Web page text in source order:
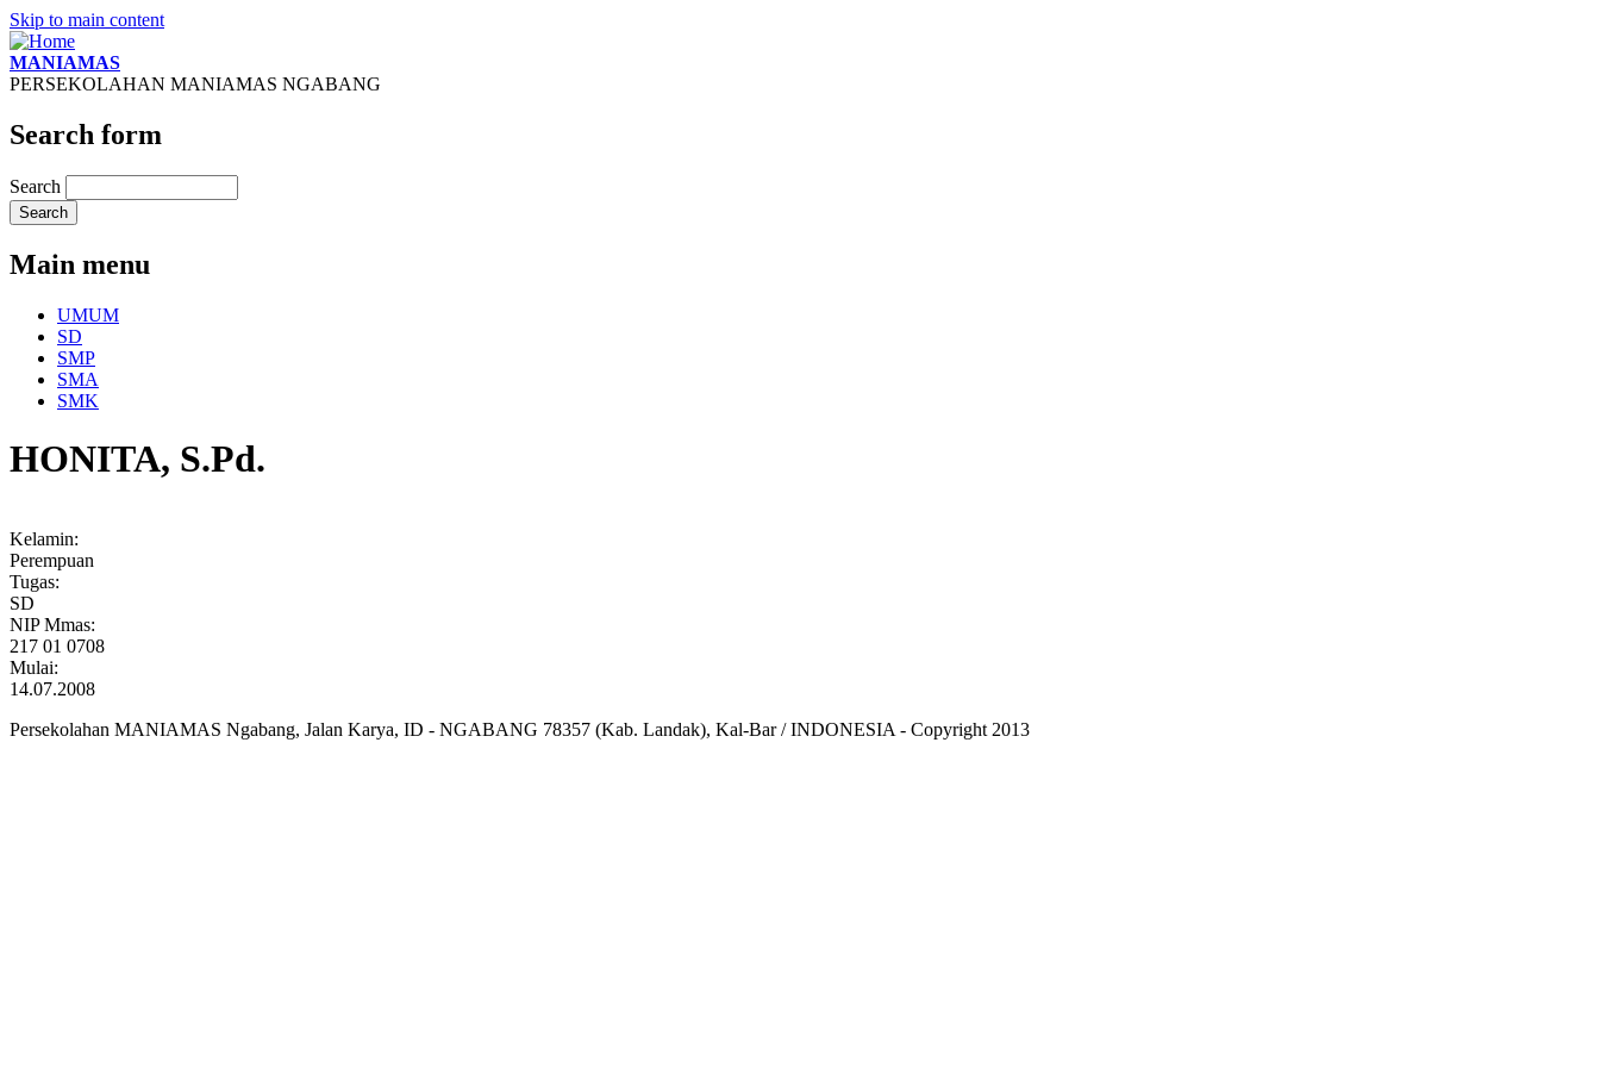
Skip to main content
MANIAMAS
PERSEKOLAHAN MANIAMAS NGABANG
Search form
Search
Main menu
UMUM
SD
SMP
SMA
SMK
HONITA, S.Pd.
Kelamin:
Perempuan
Tugas:
SD
NIP Mmas:
217 01 0708
Mulai:
14.07.2008
Persekolahan MANIAMAS Ngabang, Jalan Karya, ID - NGABANG 78357 (Kab. Landak), Kal-Bar / INDONESIA - Copyright 2013